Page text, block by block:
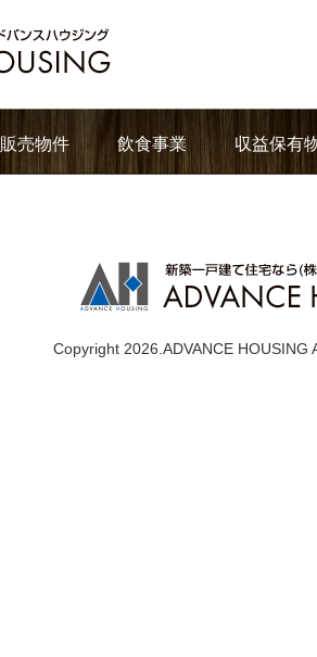
販売物件 飲食事業 収益保有
Copyright 2026.ADVANCE HOUSING